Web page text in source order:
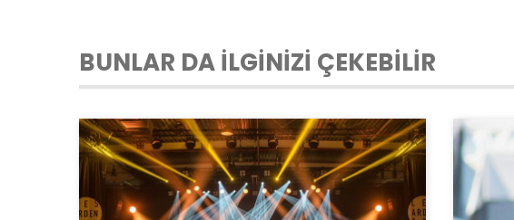
BUNLAR DA İLGİNİZİ ÇEKEBİLİR